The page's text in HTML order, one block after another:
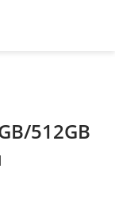
512GB